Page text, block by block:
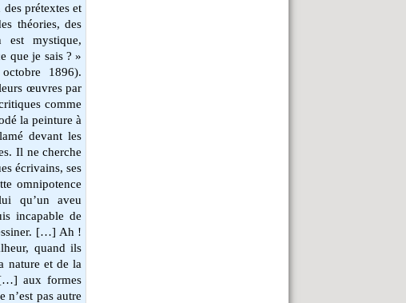
prétextes et
théories, des
est mystique,
que je sais ? »
1896).
œuvres par
comme
la peinture à
devant les
Il ne cherche
écrivains, ses
omnipotence
qu’un aveu
incapable de
[…] Ah !
quand ils
nature et de la
aux formes
n’est pas autre